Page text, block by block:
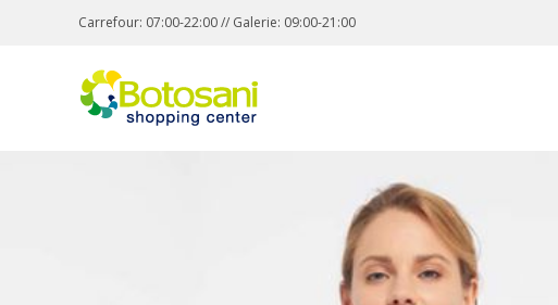
Carrefour: 07:00-22:00 // Galerie: 09:00-21:00